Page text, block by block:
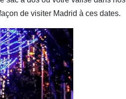
de visiter Madrid à ces dates.